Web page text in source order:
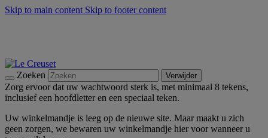
Skip to main content Skip to footer content
Zoeken Verwijder
Zorg ervoor dat uw wachtwoord sterk is, met minimaal 8 tekens,
inclusief een hoofdletter en een speciaal teken.
Uw winkelmandje is leeg op de nieuwe site. Maar maakt u zich
geen zorgen, we bewaren uw winkelmandje hier voor wanneer u